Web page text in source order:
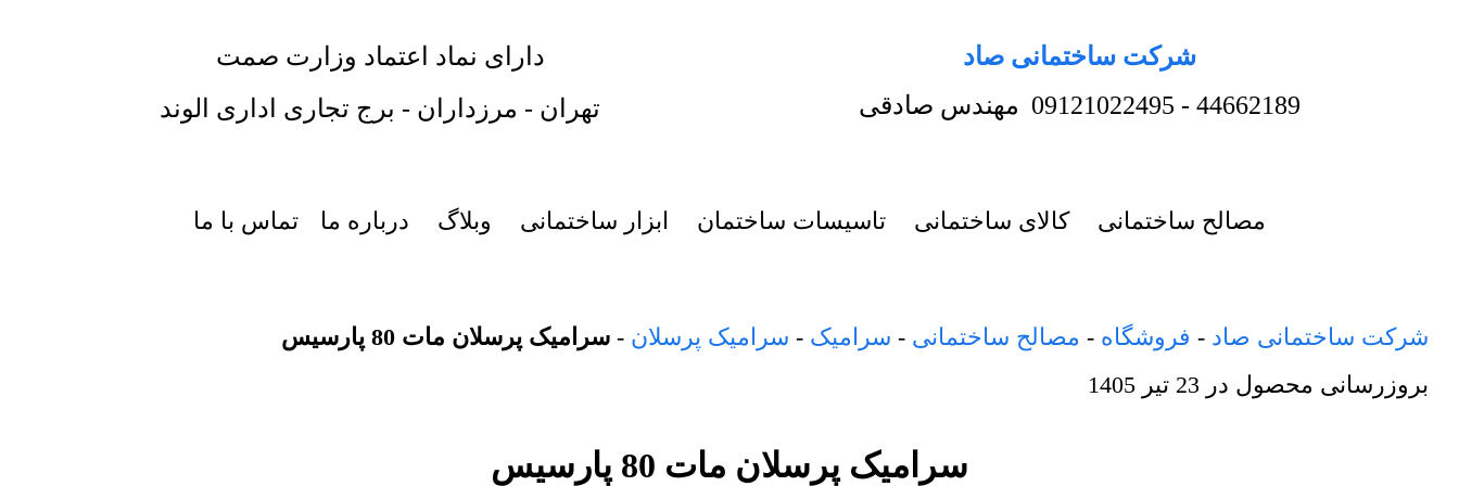
شرکت ساختمانی صاد
دارای نماد اعتماد وزارت صمت
44662189
-
09121022495 مهندس صادقی تهران - مرزداران - برج تجاری اداری الوند
مصالح ساختمانی کالای ساختمانی تاسیسات ساختمان ابزار ساختمانی وبلاگ درباره ما تماس با ما
شرکت ساختمانی صاد - فروشگاه - مصالح ساختمانی - سرامیک - سرامیک پرسلان - سرامیک پرسلان مات 80 پارسیس
بروزرسانی محصول در 23 تیر 1405
سرامیک پرسلان مات 80 پارسیس